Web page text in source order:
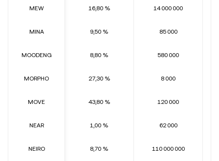
MEW
MINA
MOODENG
MORPHO
MOVE
NEAR
NEIRO
16,80 % 14 000 000
9,50 % 85 000
8,80 % 580 000
27,30 % 8 000
43,80 % 120 000
1,00 % 62 000
8,70 % 110 000 000